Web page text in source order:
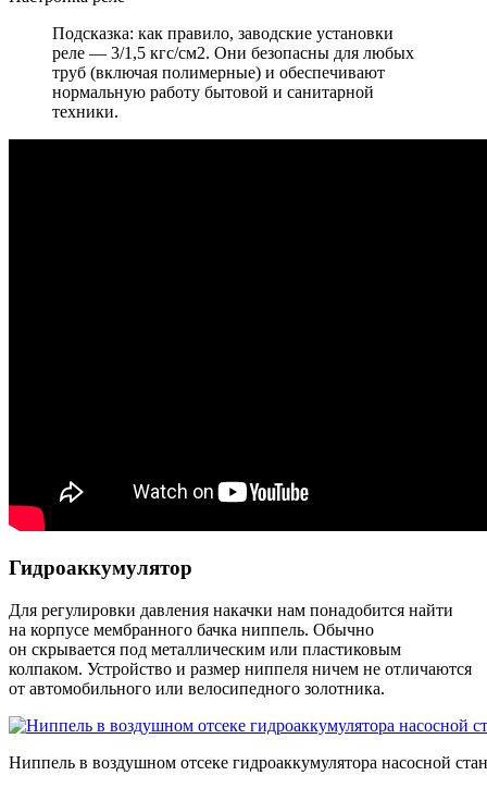
Подсказка: как правило, заводские установки
реле — 3/1,5 кгс/см2. Они безопасны для любых
труб (включая полимерные) и обеспечивают
нормальную работу бытовой и санитарной
техники.
Гидроаккумулятор
Для регулировки давления накачки нам понадобится найти
на корпусе мембранного бачка ниппель. Обычно
он скрывается под металлическим или пластиковым
колпаком. Устройство и размер ниппеля ничем не отличаются
от автомобильного или велосипедного золотника.
Ниппель в воздушном отсеке гидроаккумулятора насосной